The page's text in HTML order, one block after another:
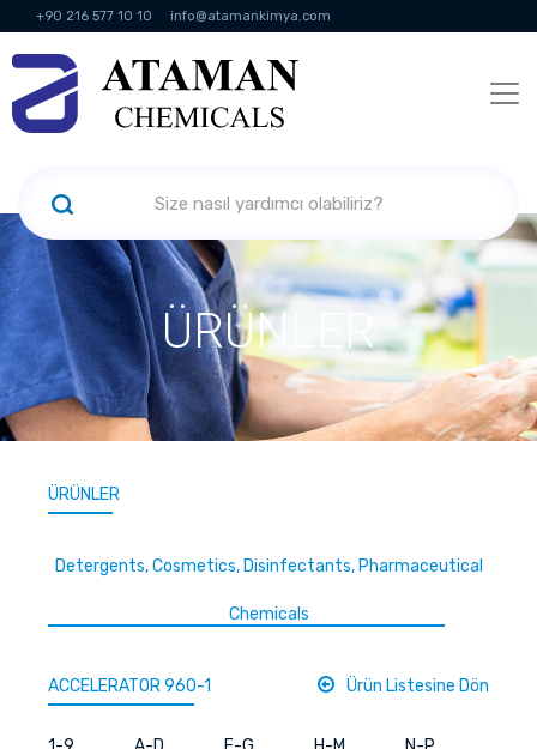
+90 216 577 10 10 info@atamankimya.com
KVKK Politikası Bilgi Toplumu Hizmetleri
ÜRÜNLER
ÜRÜNLER
Detergents, Cosmetics, Disinfectants, Pharmaceutical
Chemicals
ACCELERATOR 960-1 Ürün Listesine Dön